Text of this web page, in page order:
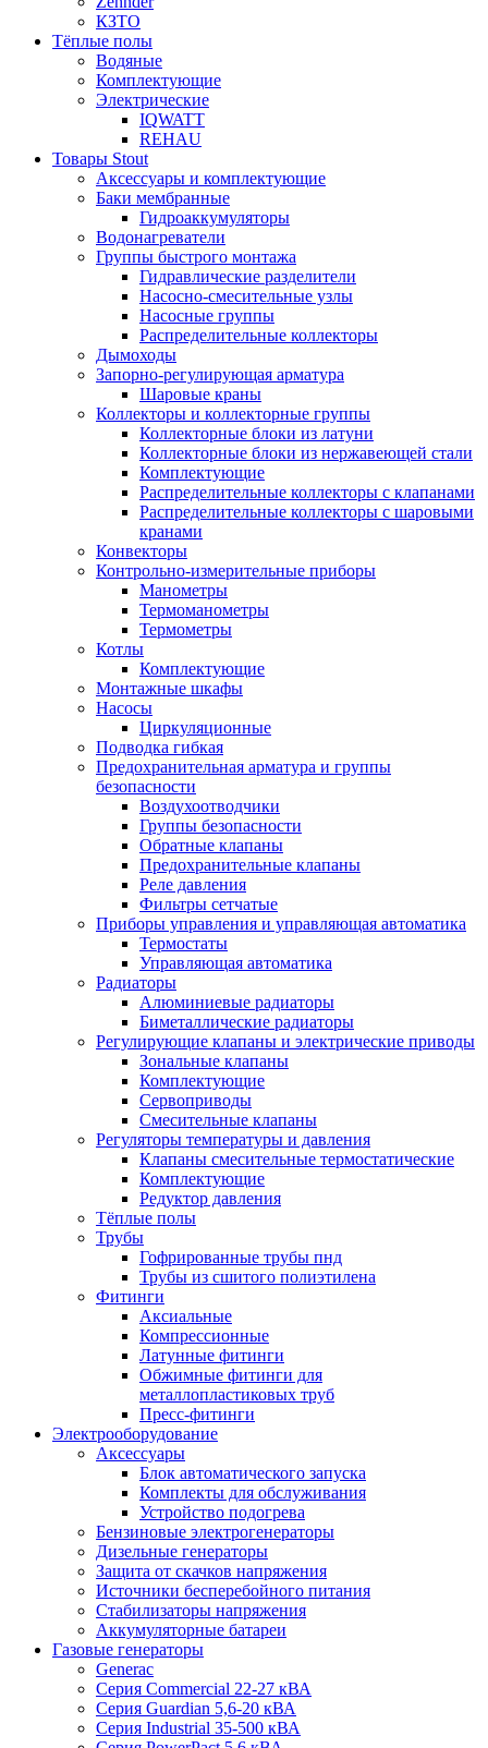
КЗТО
Тёплые полы
Водяные
Комплектующие
Электрические
IQWATT
REHAU
Товары Stout
Аксессуары и комплектующие
Баки мембранные
Гидроаккумуляторы
Водонагреватели
Группы быстрого монтажа
Гидравлические разделители
Насосно-смесительные узлы
Насосные группы
Распределительные коллекторы
Дымоходы
Запорно-регулирующая арматура
Шаровые краны
Коллекторы и коллекторные группы
Коллекторные блоки из латуни
Коллекторные блоки из нержавеющей стали
Комплектующие
Распределительные коллекторы с клапанами
Распределительные коллекторы с шаровыми
кранами
Конвекторы
Контрольно-измерительные приборы
Манометры
Термоманометры
Термометры
Котлы
Комплектующие
Монтажные шкафы
Насосы
Циркуляционные
Подводка гибкая
Предохранительная арматура и группы
безопасности
Воздухоотводчики
Группы безопасности
Обратные клапаны
Предохранительные клапаны
Реле давления
Фильтры сетчатые
Приборы управления и управляющая автоматика
Термостаты
Управляющая автоматика
Радиаторы
Алюминиевые радиаторы
Биметаллические радиаторы
Регулирующие клапаны и электрические приводы
Зональные клапаны
Комплектующие
Сервоприводы
Смесительные клапаны
Регуляторы температуры и давления
Клапаны смесительные термостатические
Комплектующие
Редуктор давления
Тёплые полы
Трубы
Гофрированные трубы пнд
Трубы из сшитого полиэтилена
Фитинги
Аксиальные
Компрессионные
Латунные фитинги
Обжимные фитинги для
металлопластиковых труб
Пресс-фитинги
Электрооборудование
Аксессуары
Блок автоматического запуска
Комплекты для обслуживания
Устройство подогрева
Бензиновые электрогенераторы
Дизельные генераторы
Защита от скачков напряжения
Источники бесперебойного питания
Стабилизаторы напряжения
Аккумуляторные батареи
Газовые генераторы
Generac
Серия Commercial 22-27 кВА
Серия Guardian 5,6-20 кВА
Серия Industrial 35-500 кВА